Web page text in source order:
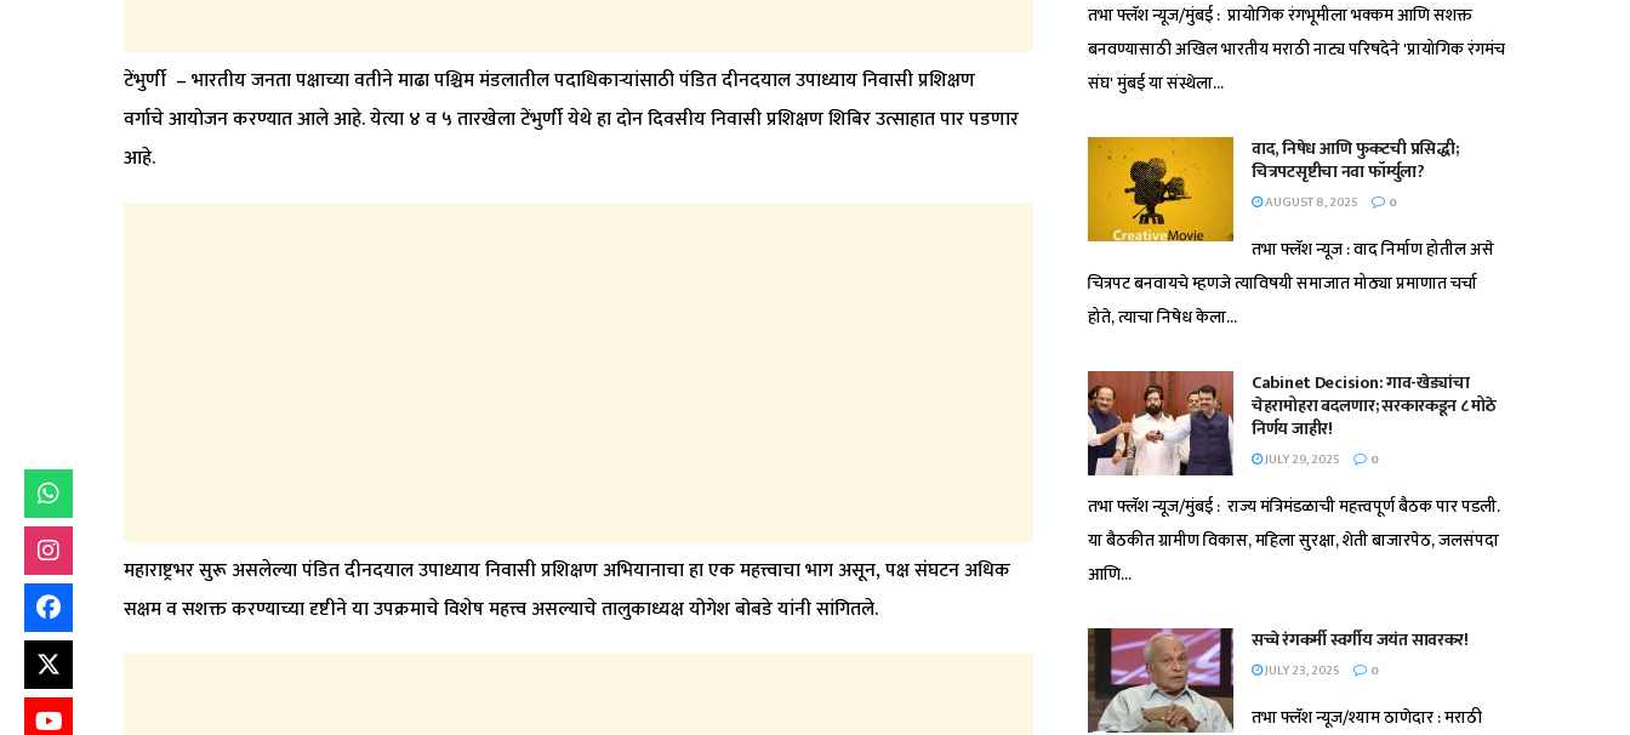
टेंभुर्णी – भारतीय जनता पक्षाच्या वतीने माढा पश्चिम मंडलातील पदाधिकाऱ्यांसाठी पंडित दीनदयाल उपाध्याय निवासी प्रशिक्षण
वर्गाचे आयोजन करण्यात आले आहे. येत्या ४ व ५ तारखेला टेंभुर्णी येथे हा दोन दिवसीय निवासी प्रशिक्षण शिबिर उत्साहात पार पडणार
आहे.
महाराष्ट्रभर सुरू असलेल्या पंडित दीनदयाल उपाध्याय निवासी प्रशिक्षण अभियानाचा हा एक महत्त्वाचा भाग असून, पक्ष संघटन अधिक
सक्षम व सशक्त करण्याच्या दृष्टीने या उपक्रमाचे विशेष महत्त्व असल्याचे तालुकाध्यक्ष योगेश बोबडे यांनी सांगितले.
तभा फ्लॅश न्यूज/मुंबई : प्रायोगिक रंगभूमीला भक्कम आणि सशक्त
बनवण्यासाठी अखिल भारतीय मराठी नाट्य परिषदेने 'प्रायोगिक रंगमंच
संघ' मुंबई या संस्थेला...
वाद, निषेध आणि फुकटची प्रसिद्धी;
चित्रपटसृष्टीचा नवा फॉर्म्युला?
AUGUST 8, 2025 0
तभा फ्लॅश न्यूज : वाद निर्माण होतील असे
चित्रपट बनवायचे म्हणजे त्याविषयी समाजात मोठ्या प्रमाणात चर्चा
होते, त्याचा निषेध केला...
Cabinet Decision: गाव-खेड्यांचा
चेहरामोहरा बदलणार; सरकारकडून ८ मोठे
निर्णय जाहीर!
JULY 29, 2025 0
तभा फ्लॅश न्यूज/मुंबई : राज्य मंत्रिमंडळाची महत्त्वपूर्ण बैठक पार पडली.
या बैठकीत ग्रामीण विकास, महिला सुरक्षा, शेती बाजारपेठ, जलसंपदा
आणि...
सच्चे रंगकर्मी स्वर्गीय जयंत सावरकर!
JULY 23, 2025 0
तभा फ्लॅश न्यूज/श्याम ठाणेदार : मराठी